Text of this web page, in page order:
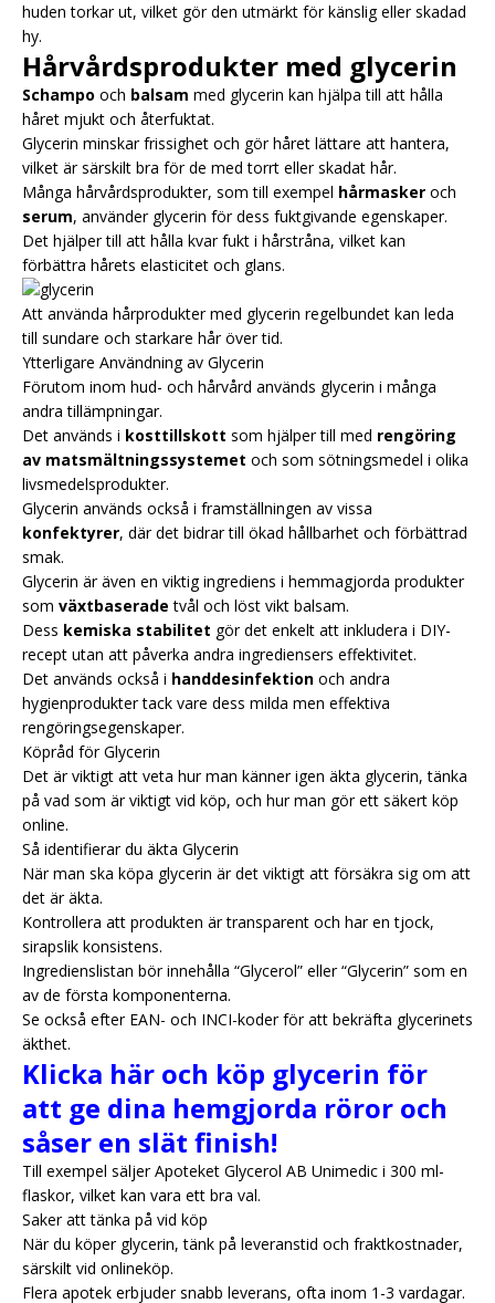
huden torkar ut, vilket gör den utmärkt för känslig eller skadad
hy.
Hårvårdsprodukter med glycerin
Schampo och balsam med glycerin kan hjälpa till att hålla
håret mjukt och återfuktat.
Glycerin minskar frissighet och gör håret lättare att hantera,
vilket är särskilt bra för de med torrt eller skadat hår.
Många hårvårdsprodukter, som till exempel hårmasker och
serum, använder glycerin för dess fuktgivande egenskaper.
Det hjälper till att hålla kvar fukt i hårstråna, vilket kan
förbättra hårets elasticitet och glans.
Att använda hårprodukter med glycerin regelbundet kan leda
till sundare och starkare hår över tid.
Ytterligare Användning av Glycerin
Förutom inom hud- och hårvård används glycerin i många
andra tillämpningar.
Det används i kosttillskott som hjälper till med rengöring
av matsmältningssystemet och som sötningsmedel i olika
livsmedelsprodukter.
Glycerin används också i framställningen av vissa
konfektyrer, där det bidrar till ökad hållbarhet och förbättrad
smak.
Glycerin är även en viktig ingrediens i hemmagjorda produkter
som växtbaserade tvål och löst vikt balsam.
Dess kemiska stabilitet gör det enkelt att inkludera i DIY-
recept utan att påverka andra ingrediensers effektivitet.
Det används också i handdesinfektion och andra
hygienprodukter tack vare dess milda men effektiva
rengöringsegenskaper.
Köpråd för Glycerin
Det är viktigt att veta hur man känner igen äkta glycerin, tänka
på vad som är viktigt vid köp, och hur man gör ett säkert köp
online.
Så identifierar du äkta Glycerin
När man ska köpa glycerin är det viktigt att försäkra sig om att
det är äkta.
Kontrollera att produkten är transparent och har en tjock,
sirapslik konsistens.
Ingredienslistan bör innehålla “Glycerol” eller “Glycerin” som en
av de första komponenterna.
Se också efter EAN- och INCI-koder för att bekräfta glycerinets
äkthet.
Klicka här och köp glycerin för
att ge dina hemgjorda röror och
såser en slät finish!
Till exempel säljer Apoteket Glycerol AB Unimedic i 300 ml-
flaskor, vilket kan vara ett bra val.
Saker att tänka på vid köp
När du köper glycerin, tänk på leveranstid och fraktkostnader,
särskilt vid onlineköp.
Flera apotek erbjuder snabb leverans, ofta inom 1-3 vardagar.